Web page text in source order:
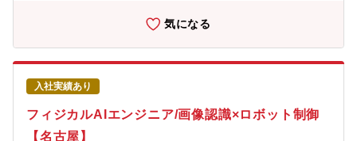
入まで一貫して携わりながら、新たなロボティクスソリューショ
ンの開発を推進していただきます。【業務内容】・ロボットハン
ド（エンドエフェクタ）の構想設計・機構設計・柔軟物や不定形
ワーク向け把持機構の開発・グリッパー、真空吸着機構などの設
計・評価・ロボットを活用した自動化システムの開発、ロボット
セルの構築および実機検証・AI画像認識システムとの連携検討、
試作開発およびPoC推進・生産現場における評価・改善・チュー
ニング、顧客課題の分析およびソリューション設計・商品化に向
けた開発推進【本ポジションの魅力】■AI×ロボティクスの最先端
気になる
入社実績あり
フィジカルAIエンジニア/画像認識×ロボット制御
【名古屋】